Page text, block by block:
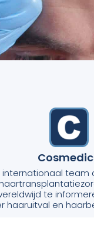
internationaal team
te
haaruitval en